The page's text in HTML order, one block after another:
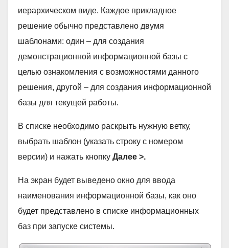
иерархическом виде. Каждое прикладное
решение обычно представлено двумя
шаблонами: один – для создания
демонстрационной информационной базы с
целью ознакомления с возможностями данного
решения, другой – для создания информационной
базы для текущей работы.
В списке необходимо раскрыть нужную ветку,
выбрать шаблон (указать строку с номером
версии) и нажать кнопку Далее >.
На экран будет выведено окно для ввода
наименования информационной базы, как оно
будет представлено в списке информационных
баз при запуске системы.